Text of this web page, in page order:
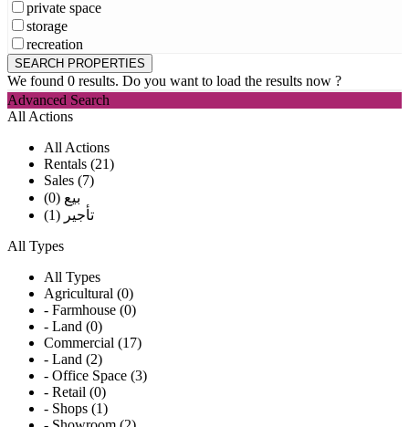
private space
storage
recreation
We found 0 results. Do you want to load the results now ?
Advanced Search
All Actions
All Actions
Rentals (21)
Sales (7)
بيع (0)
تأجير (1)
All Types
All Types
Agricultural (0)
- Farmhouse (0)
- Land (0)
Commercial (17)
- Land (2)
- Office Space (3)
- Retail (0)
- Shops (1)